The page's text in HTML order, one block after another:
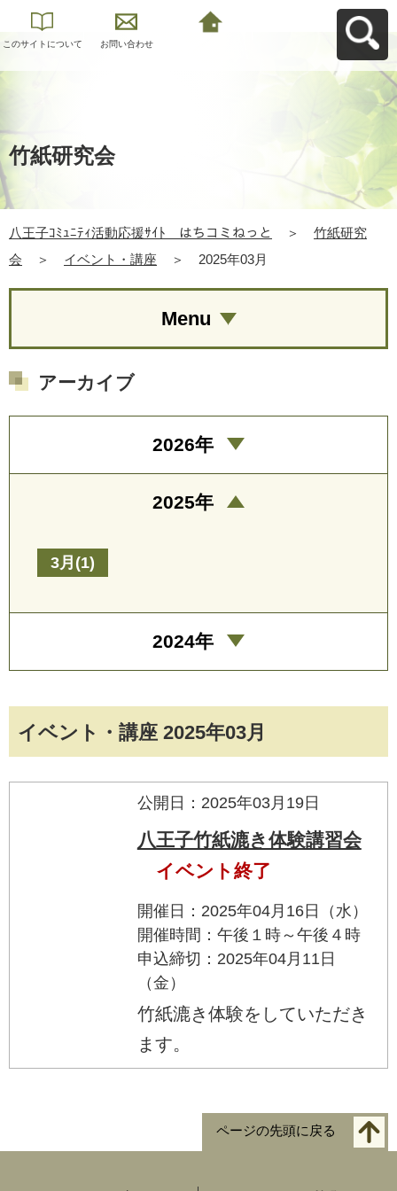
このサイトについて お問い合わせ
竹紙研究会
八王子ｺﾐｭﾆﾃｨ活動応援ｻｲﾄ はちコミねっと ＞
竹紙研究
会
＞ イベント・講座 ＞ 2025年03月
イベント・講座 2025年03月
公開日：2025年03月19日
八王子竹紙漉き体験講習会
イベント終了
開催日：2025年04月16日（水）
開催時間：午後１時～午後４時
申込締切：2025年04月11日
（金）
竹紙漉き体験をしていただき
ます。
Menu
アーカイブ
2026年
2025年
3月(1)
2024年
ページの先頭に戻る